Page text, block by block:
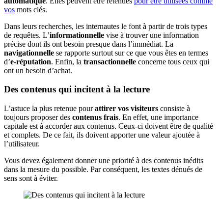
vos mots clés.
Dans leurs recherches, les internautes le font à partir de trois types
de requêtes. L’informationnelle vise à trouver une information
précise dont ils ont besoin presque dans l’immédiat. La
navigationnelle se rapporte surtout sur ce que vous êtes en termes
d’e-réputation. Enfin, la transactionnelle concerne tous ceux qui
ont un besoin d’achat.
Des contenus qui incitent à la lecture
L’astuce la plus retenue pourattirer vos visiteurs consiste à
toujours proposer des contenus frais. En effet, une importance
capitale est à accorder aux contenus. Ceux-ci doivent être de qualité
et complets. De ce fait, ils doivent apporter une valeur ajoutée à
l’utilisateur.
Vous devez également donner une priorité à des contenus inédits
dans la mesure du possible. Par conséquent, les textes dénués de
sens sont à éviter.